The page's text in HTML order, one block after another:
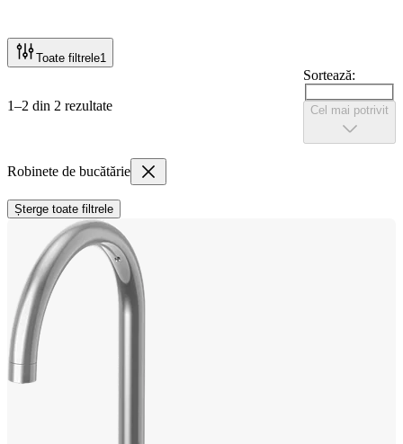
Toate filtrele1
1–2 din 2 rezultate
Sortează:
Cel mai potrivit
Robinete de bucătărie
Șterge toate filtrele